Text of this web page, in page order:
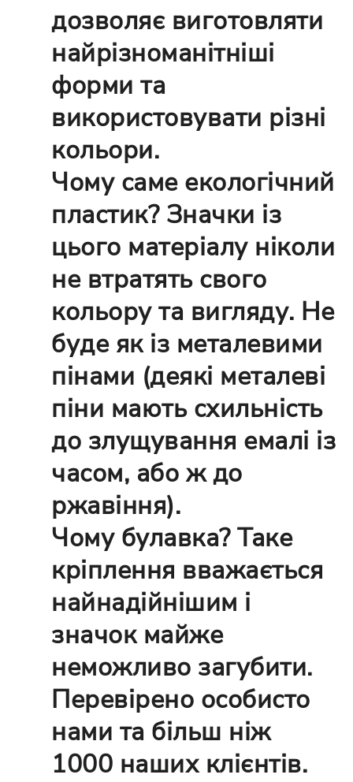
дозволяє виготовляти
найрізноманітніші
форми та
використовувати різні
кольори.
Чому саме екологічний
пластик? Значки із
цього матеріалу ніколи
не втратять свого
кольору та вигляду. Не
буде як із металевими
пінами (деякі металеві
піни мають схильність
до злущування емалі із
часом, або ж до
ржавіння).
Чому булавка? Таке
кріплення вважається
найнадійнішим і
значок майже
неможливо загубити.
Перевірено особисто
нами та більш ніж
1000 наших клієнтів.